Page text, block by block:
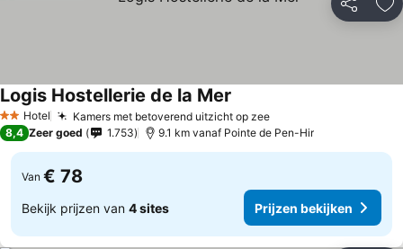
Delen
2 Sterren
Hotel Kamers met betoverend uitzicht op zee
Logis Hostellerie de la Mer
8,4 Zeer goed 1.753 9.1 km vanaf Pointe de Pen-Hir
Van € 78
Bekijk prijzen van 4 sites Prijzen bekijken